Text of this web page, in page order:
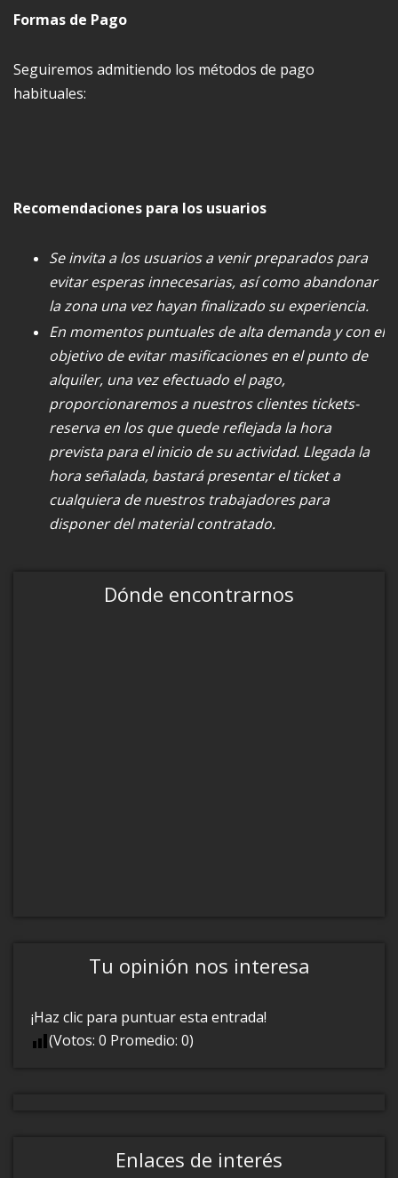
Formas de Pago
Seguiremos admitiendo los métodos de pago
habituales:
Recomendaciones para los usuarios
Se invita a los usuarios a venir preparados para
evitar esperas innecesarias, así como abandonar
la zona una vez hayan finalizado su experiencia.
En momentos puntuales de alta demanda y con el
objetivo de evitar masificaciones en el punto de
alquiler, una vez efectuado el pago,
proporcionaremos a nuestros clientes tickets-
reserva en los que quede reflejada la hora
prevista para el inicio de su actividad. Llegada la
hora señalada, bastará presentar el ticket a
cualquiera de nuestros trabajadores para
disponer del material contratado.
Dónde encontrarnos
Tu opinión nos interesa
¡Haz clic para puntuar esta entrada!
(Votos: 0 Promedio: 0)
Enlaces de interés